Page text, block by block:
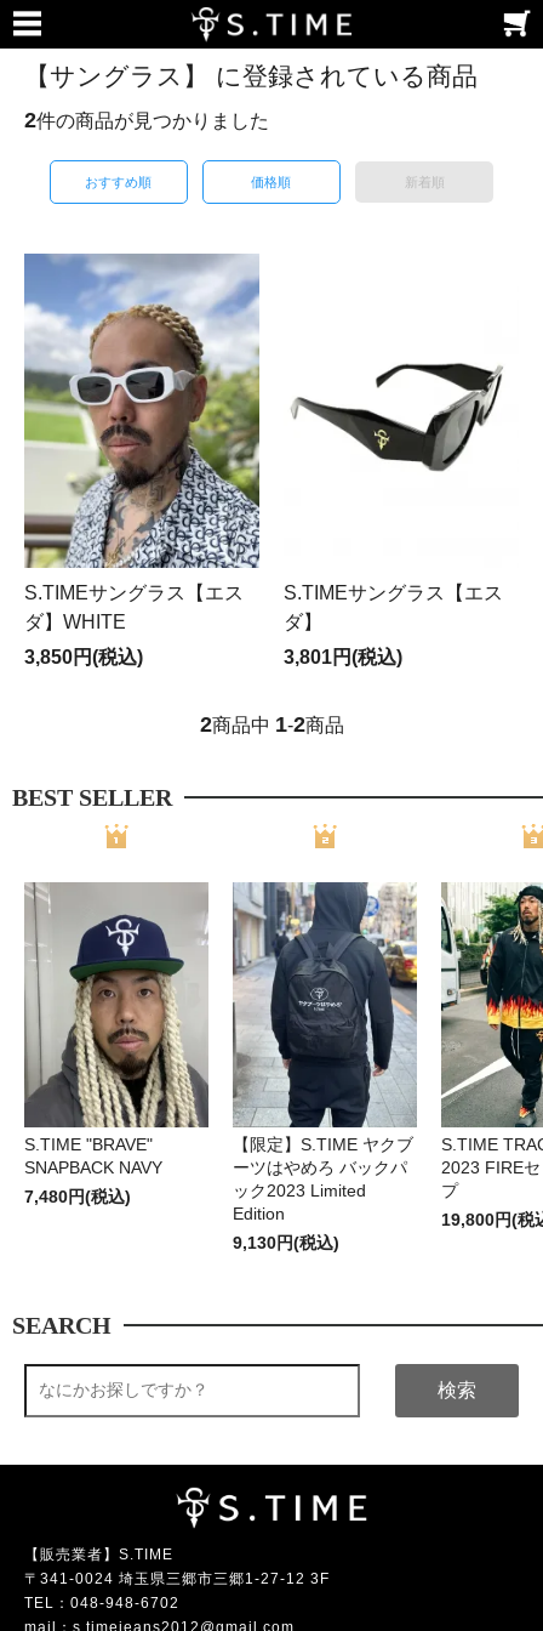
【サングラス】 に登録されている商品
2件の商品が見つかりました
おすすめ順 価格順 新着順
S.TIMEサングラス【エス
ダ】WHITE
3,850円(税込)
S.TIMEサングラス【エス
ダ】
3,801円(税込)
2商品中 1-2商品
BEST SELLER
S.TIME "BRAVE"
SNAPBACK NAVY
7,480円(税込)
【限定】S.TIME ヤクブ
ーツはやめろ バックパ
ック2023 Limited
Edition
9,130円(税込)
S.TIME
2023 FIRE
プ
19,800円(税
SEARCH
検索
【販売業者】S.TIME
〒341-0024 埼玉県三郷市三郷1-27-12 3F
TEL： 048-948-6702
mail： s.timejeans2012@gmail.com